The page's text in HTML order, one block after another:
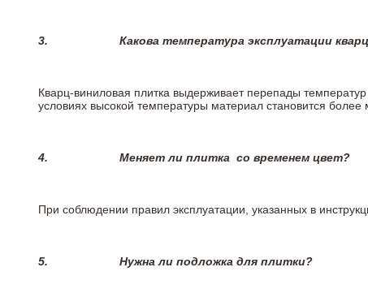
3. Какова температура эксплуатации
Кварц-виниловая плитка выдерживает перепады
условиях высокой температуры материал становится
4. Меняет ли плитка со временем цвет?
При соблюдении правил эксплуатации, указанных в
5. Нужна ли подложка для плитки?